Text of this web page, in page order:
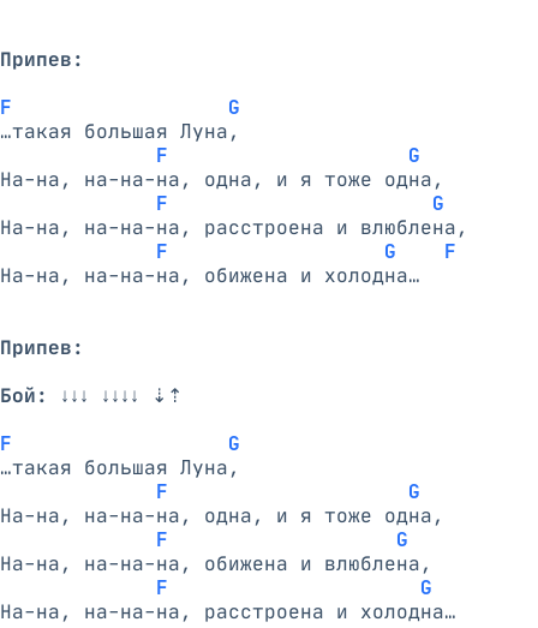
Припев:
F                  G
…такая большая Луна,
F                    G
На-на, на-на-на, одна, и я тоже одна,
F                      G
На-на, на-на-на, расстроена и влюблена,
F                  G    F   G
На-на, на-на-на, обижена и холодна…
Припев:
Бой:
↓↓↓ ↓↓↓↓ ⇣⇡
F                  G
…такая большая Луна,
F                    G
На-на, на-на-на, одна, и я тоже одна,
F                   G
На-на, на-на-на, обижена и влюблена,
F                     G    A
На-на, на-на-на, расстроена и холодна…